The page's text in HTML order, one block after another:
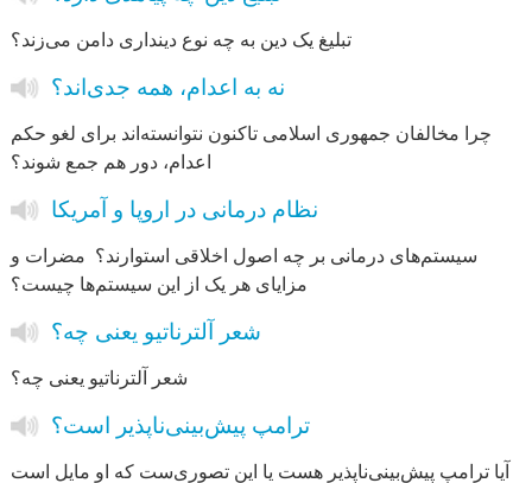
تبلیغ یک دین به چه نوع دینداری دامن می‌زند؟
نه به اعدام، همه جدی‌اند؟
چرا مخالفان جمهوری اسلامی تاکنون نتوانسته‌اند برای لغو حکم
اعدام، دور هم جمع شوند؟
نظام درمانی در اروپا و آمریکا
سیستم‌های درمانی بر چه اصول اخلاقی استوارند؟ مضرات و
مزایای هر یک از این سیستم‌ها چیست؟
شعر آلترناتیو یعنی چه؟
شعر آلترناتیو یعنی چه؟
ترامپ پیش‌بینی‌ناپذیر است؟
آیا ترامپ پیش‌بینی‌ناپذیر هست یا این تصوری‌ست که او مایل است